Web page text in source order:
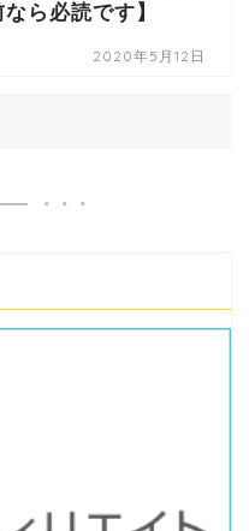
ら必読です】
2020年5月12日